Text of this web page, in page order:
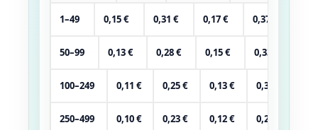
1–49 0,15 € 0,31 € 0,17 € 0,37 €
50–99 0,13 € 0,28 € 0,15 € 0,33 €
100–249 0,11 € 0,25 € 0,13 € 0,30 €
250–499 0,10 € 0,23 € 0,12 € 0,28 €